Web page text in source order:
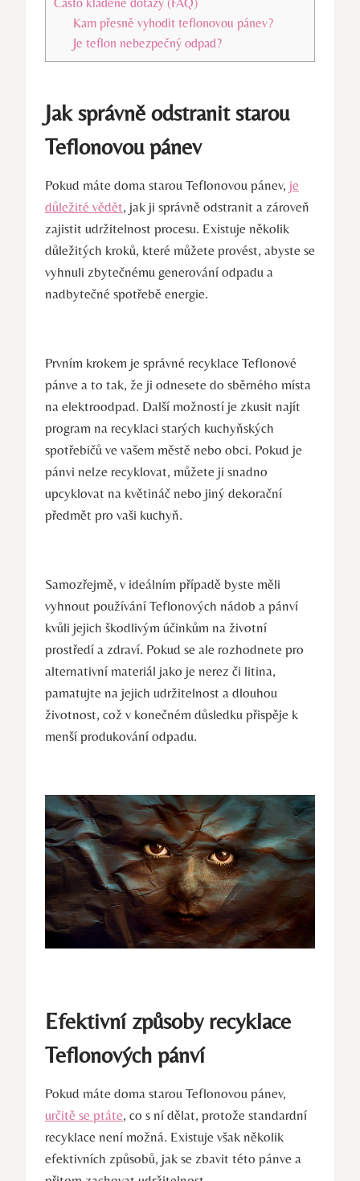
Kam přesně vyhodit teflonovou pánev?
Je teflon nebezpečný odpad?
Jak správně odstranit starou
Teflonovou pánev
Pokud máte doma starou Teflonovou pánev, je
důležité vědět, jak ji správně odstranit a zároveň
zajistit udržitelnost procesu. Existuje několik
důležitých kroků, které můžete provést, abyste se
vyhnuli zbytečnému generování odpadu a
nadbytečné spotřebě energie.
Prvním krokem je správné recyklace Teflonové
pánve a to tak, že ji odnesete do sběrného místa
na elektroodpad. Další možností je zkusit najít
program na recyklaci starých kuchyňských
spotřebičů ve vašem městě nebo obci. Pokud je
pánvi nelze recyklovat, můžete ji snadno
upcyklovat na květináč nebo jiný dekorační
předmět pro vaši kuchyň.
Samozřejmě, v ideálním případě byste měli
vyhnout používání Teflonových nádob a pánví
kvůli jejich škodlivým účinkům na životní
prostředí a zdraví. Pokud se ale rozhodnete pro
alternativní materiál jako je nerez či litina,
pamatujte na jejich udržitelnost a dlouhou
životnost, což v konečném důsledku přispěje k
menší produkování odpadu.
Efektivní způsoby recyklace
Teflonových pánví
Pokud máte doma starou Teflonovou pánev,
určitě se ptáte, co s ní dělat, protože standardní
recyklace není možná. Existuje však několik
efektivních způsobů, jak se zbavit této pánve a